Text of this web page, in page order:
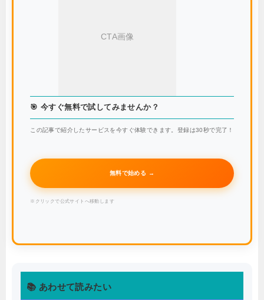
CTA画像
🎯 今すぐ無料で試してみませんか？
この記事で紹介したサービスを今すぐ体験できます。登録は30秒で完了！
無料で始める →
※クリックで公式サイトへ移動します
📚 あわせて読みたい